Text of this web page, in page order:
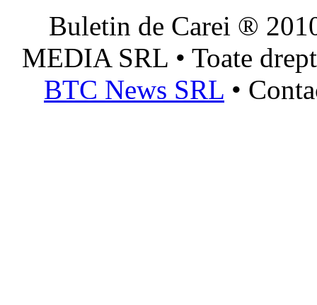
Buletin de Carei ®
MEDIA SRL • Toate
BTC News SRL •